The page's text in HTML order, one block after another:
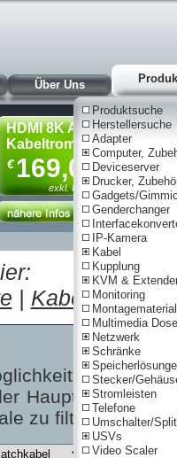
Über Uns
Produktsuche
Herstellersuche
Adapter
Computer,
Deviceserver
Drucker,
Gadgets/
Genderchanger
IP-Kamera
Kabel
Kupplung
KVM &
Monitoring
Montagematerial
Multimedia Dose
Netzwerk
Schränke
Stecker/
Stromleisten
Telefone
Umschalter/
USVs
Video Scaler
HDMI 8K AOC
Kabeltrommel, 90m
169,00
€
exkl. MwSt.
Nur für
| Kabel|
über
Haupt- und/
zu filtern.